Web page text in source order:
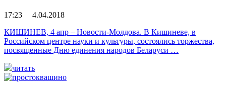
17:23 4.04.2018
КИШИНЕВ, 4 апр – Новости-Молдова. В Кишиневе, в
Российском центре науки и культуры, состоялись торжества,
посвященные Дню единения народов Беларуси …
читать